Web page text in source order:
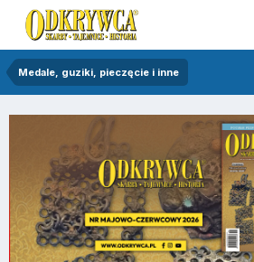
Medale, guziki, pieczęcie i inne